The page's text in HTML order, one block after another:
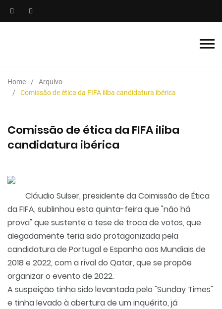
Home
Arquivo
Comissão de ética da FIFA iliba candidatura ibérica
Comissão de ética da FIFA iliba
candidatura ibérica
Cláudio Sulser, presidente da Coimissão de Ética
da FIFA, sublinhou esta quinta-feira que "não há
prova" que sustente a tese de troca de votos, que
alegadamente teria sido protagonizada pela
candidatura de Portugal e Espanha aos Mundiais de
2018 e 2022, com a rival do Qatar, que se propõe
organizar o evento de 2022.
A suspeição tinha sido levantada pelo "Sunday Times"
e tinha levado à abertura de um inquérito, já